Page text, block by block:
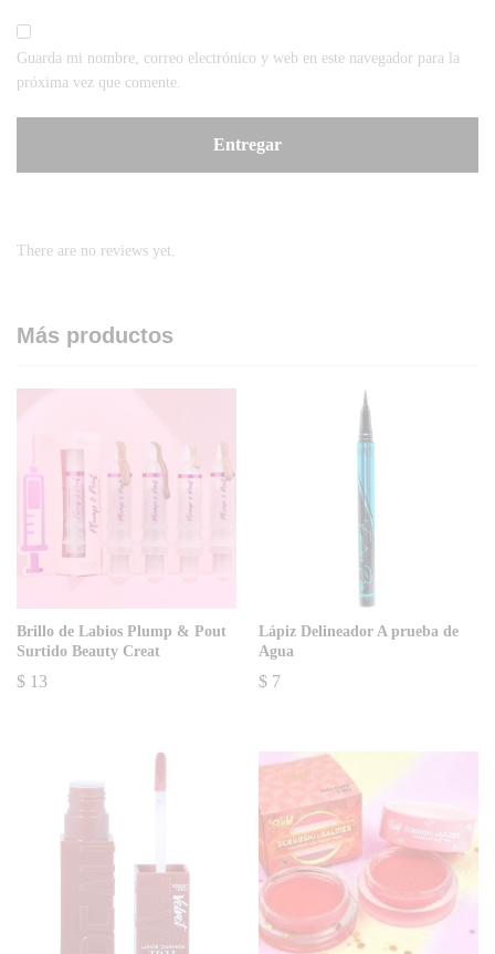
Guarda mi nombre, correo electrónico y web en este navegador para la
próxima vez que comente.
There are no reviews yet.
Más productos
Brillo de Labios Plump & Pout
Surtido Beauty Creat
$ 13
Lápiz Delineador A prueba de
Agua
$ 7